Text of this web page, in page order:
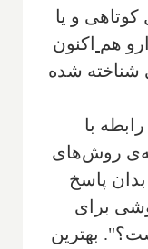
و یا
هم اکنون
شناخته شده
با
روش‌های
پاسخ
برای
بهترین